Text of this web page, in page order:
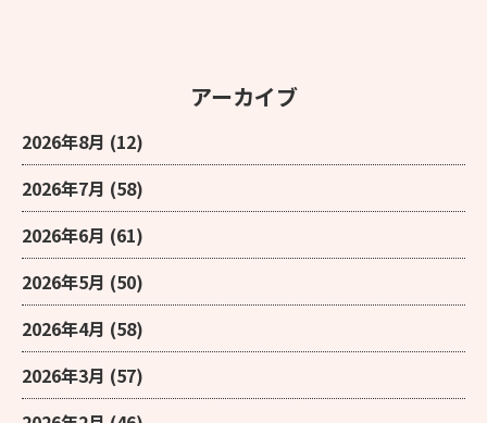
アーカイブ
2026年8月 (12)
2026年7月 (58)
2026年6月 (61)
2026年5月 (50)
2026年4月 (58)
2026年3月 (57)